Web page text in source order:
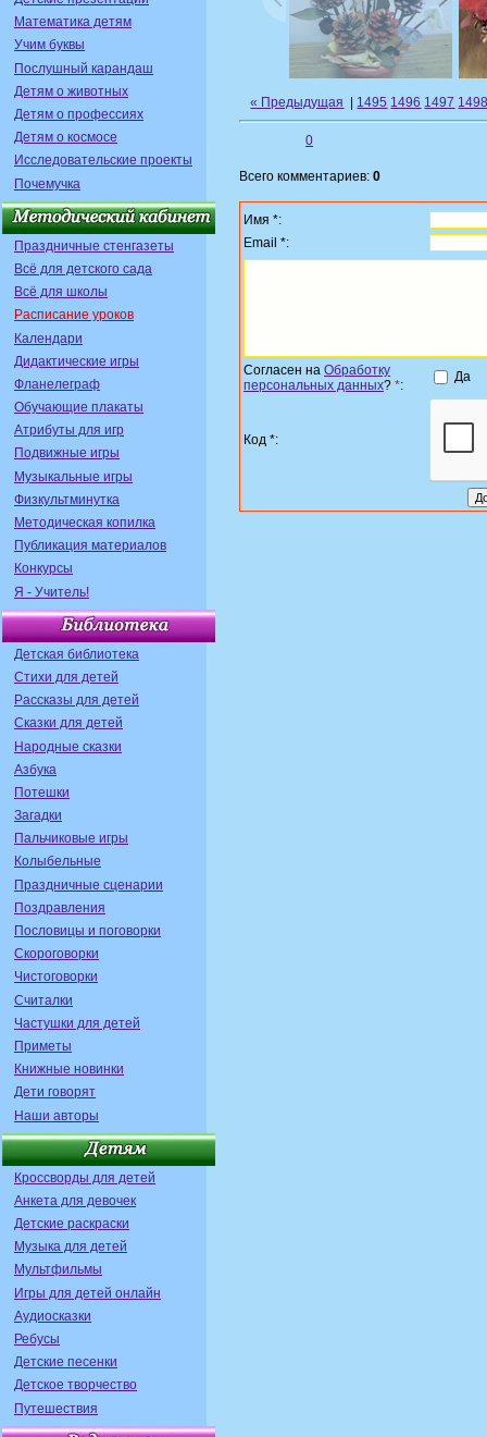
Математика детям
Учим буквы
Послушный карандаш
Детям о животных
Детям о профессиях
Детям о космосе
Исследовательские проекты
Почемучка
Праздничные стенгазеты
Всё для детского сада
Всё для школы
Расписание уроков
Календари
Дидактические игры
Фланелеграф
Обучающие плакаты
Атрибуты для игр
Подвижные игры
Музыкальные игры
Физкультминутка
Методическая копилка
Публикация материалов
Конкурсы
Я - Учитель!
Детская библиотека
Стихи для детей
Рассказы для детей
Сказки для детей
Народные сказки
Азбука
Потешки
Загадки
Пальчиковые игры
Колыбельные
Праздничные сценарии
Поздравления
Пословицы и поговорки
Скороговорки
Чистоговорки
Считалки
Частушки для детей
Приметы
Книжные новинки
Дети говорят
Наши авторы
Кроссворды для детей
Анкета для девочек
Детские раскраски
Музыка для детей
Мультфильмы
Игры для детей онлайн
Аудиосказки
Ребусы
Детские песенки
Детское творчество
Путешествия
« Предыдущая 1495 1496 1497
0
Всего комментариев: 0
Имя *:
Email *:
Согласен на Обработку
персональных данных? *:
Да
Код *: